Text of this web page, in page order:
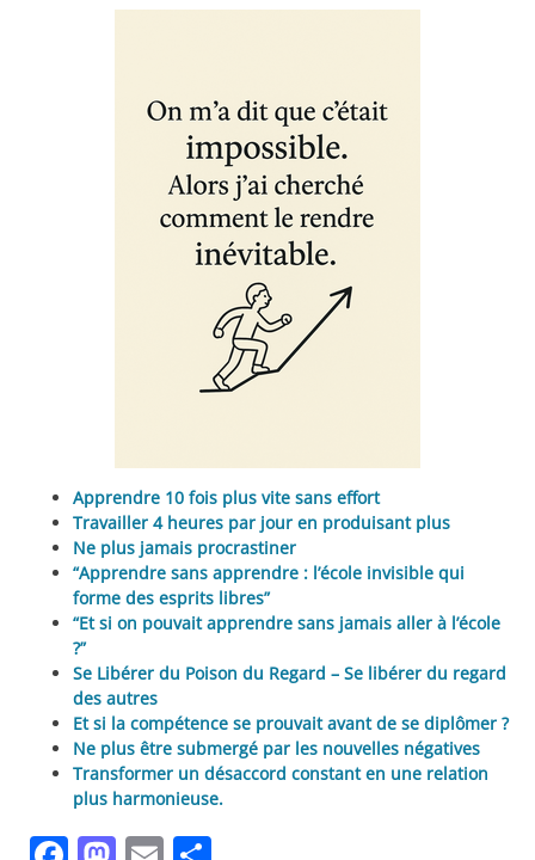
Apprendre 10 fois plus vite sans effort
Travailler 4 heures par jour en produisant plus
Ne plus jamais procrastiner
“Apprendre sans apprendre : l’école invisible qui
forme des esprits libres”
“Et si on pouvait apprendre sans jamais aller à l’école
?”
Se Libérer du Poison du Regard – Se libérer du regard
des autres
Et si la compétence se prouvait avant de se diplômer ?
Ne plus être submergé par les nouvelles négatives
Transformer un désaccord constant en une relation
plus harmonieuse.